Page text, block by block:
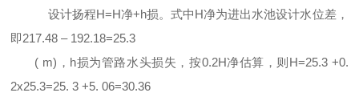
设计扬程H=H净+h损。式中H净为进出水池设计水位差，
即217.48 – 192.18=25.3
( m) ， h损为管路水头损失，按0.2H净估算，则 H=25.3 +0.
2x25.3=25. 3 +5. 06=30.36